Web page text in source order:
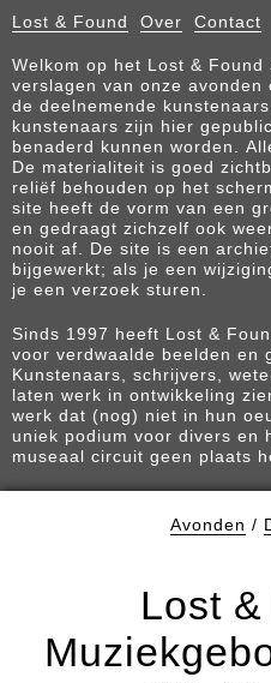
Lost & Found Over Contact
Welkom op het Lost & Found
verslagen van onze avonden
de deelnemende
kunstenaars zijn hier
benaderd kunnen worden.
De materialiteit is goed
reliëf behouden op het
site heeft de vorm van een
en gedraagt zichzelf ook
nooit af. De site is een
bijgewerkt; als je een
je een verzoek sturen.
Sinds 1997 heeft Lost &
voor verdwaalde beelden en
Kunstenaars, schrijvers,
laten werk in ontwikkeling
werk dat (nog) niet in hun
uniek podium voor divers en
museaal circuit geen plaats
Avonden /
Lost